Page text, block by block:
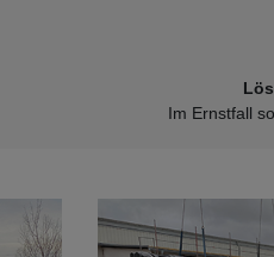
Im Ernstfall